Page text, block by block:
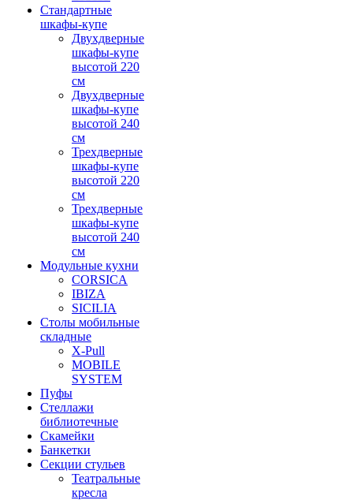
Стандартные
шкафы-купе
Двухдверные
шкафы-купе
высотой 220
см
Двухдверные
шкафы-купе
высотой 240
см
Трехдверные
шкафы-купе
высотой 220
см
Трехдверные
шкафы-купе
высотой 240
см
Модульные кухни
CORSICA
IBIZA
SICILIA
Столы мобильные
складные
X-Pull
MOBILE
SYSTEM
Пуфы
Стеллажи
библиотечные
Скамейки
Банкетки
Секции стульев
Театральные
кресла